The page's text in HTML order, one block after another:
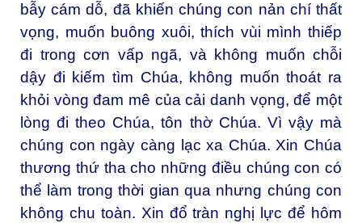
bẫy cám dỗ, đã khiến chúng con nản chí thất
vọng, muốn buông xuôi, thích vùi mình thiếp
đi trong cơn vấp ngã, và không muốn chỗi
dậy đi kiếm tìm Chúa, không muốn thoát ra
khỏi vòng đam mê của cải danh vọng, để một
lòng đi theo Chúa, tôn thờ Chúa. Vì vậy mà
chúng con ngày càng lạc xa Chúa. Xin Chúa
thương thứ tha cho những điều chúng con có
thể làm trong thời gian qua nhưng chúng con
không chu toàn. Xin đổ tràn nghị lực để hôm